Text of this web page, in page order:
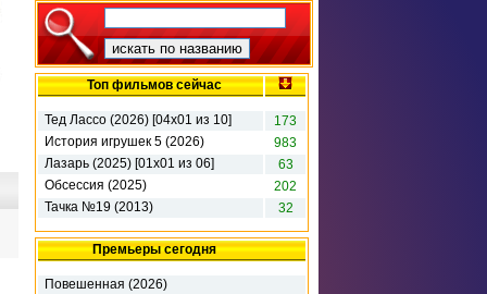
Топ фильмов сейчас
Тед Лассо (2026) [04х01 из 10]
173
История игрушек 5 (2026)
983
Лазарь (2025) [01x01 из 06]
63
Обсессия (2025)
202
Тачка №19 (2013)
32
Премьеры сегодня
Повешенная (2026)